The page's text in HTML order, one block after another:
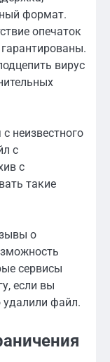
формат.
опечаток
вирус
неизвестного
с
с
такие
о
сервисы
если вы
удалили файл.